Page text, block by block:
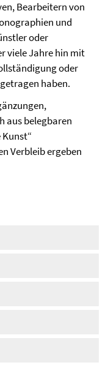
Bearbeitern von
und
oder
viele Jahre hin mit
oder
haben.
aus belegbaren
Verbleib ergeben